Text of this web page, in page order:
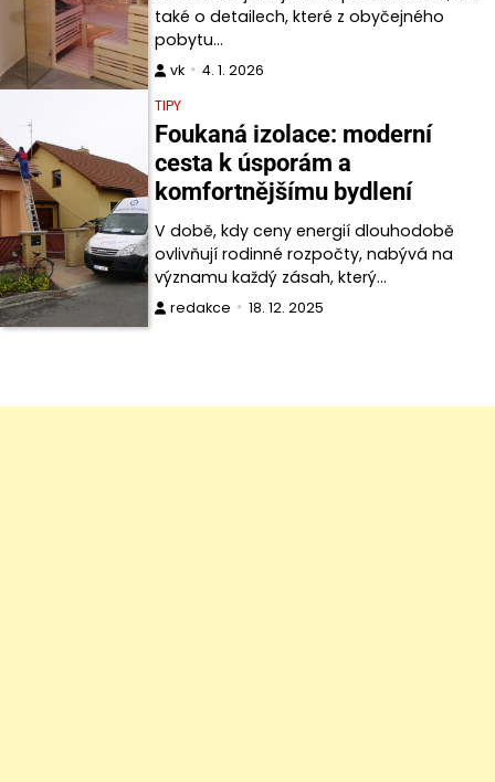
také o detailech, které z obyčejného
pobytu…
vk
4. 1. 2026
TIPY
Foukaná izolace: moderní
cesta k úsporám a
komfortnějšímu bydlení
V době, kdy ceny energií dlouhodobě
ovlivňují rodinné rozpočty, nabývá na
významu každý zásah, který…
redakce 18. 12. 2025